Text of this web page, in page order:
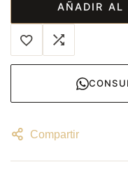
AÑADIR AL
Compartir